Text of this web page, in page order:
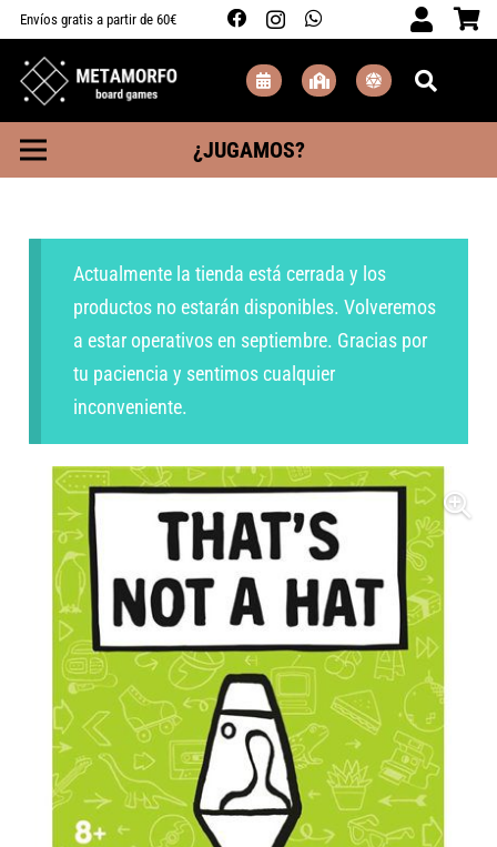
Envíos gratis a partir de 60€
¿JUGAMOS?
Actualmente la tienda está cerrada y los
productos no estarán disponibles. Volveremos
a estar operativos en septiembre. Gracias por
tu paciencia y sentimos cualquier
inconveniente.